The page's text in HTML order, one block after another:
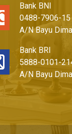
Bank BNI
0488-7906-15
A/N Bayu Dima
Bank BRI
5888-0101-
A/N Bayu Dima